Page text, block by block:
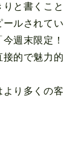
と書くこと
ルされてい
週末限定！
的で魅力的
より多くの客